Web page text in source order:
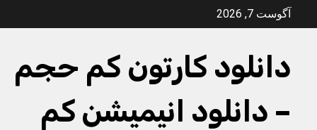
آگوست 7, 2026
دانلود کارتون کم حجم
– دانلود انیمیشن کم